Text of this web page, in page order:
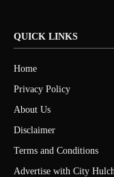
QUICK LINKS
Home
Privacy Policy
About Us
Disclaimer
Terms and Conditions
Advertise with City